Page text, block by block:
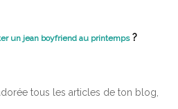
un jean boyfriend au printemps?
tous les articles de ton blog,